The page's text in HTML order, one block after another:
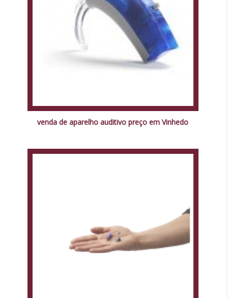
venda de aparelho auditivo preço em Vinhedo